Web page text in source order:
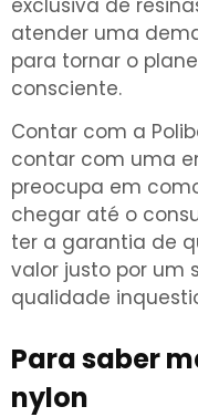
atender uma
para tornar o
consciente.
Contar com a
contar com uma
preocupa em
chegar até o
ter a garantia de
valor justo por um
qualidade
Para saber
nylon